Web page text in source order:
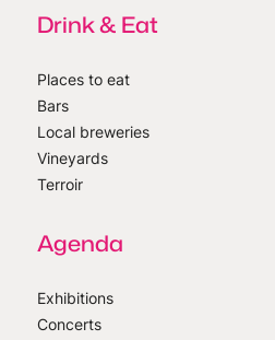
Drink & Eat
Places to eat
Bars
Local breweries
Vineyards
Terroir
Agenda
Exhibitions
Concerts